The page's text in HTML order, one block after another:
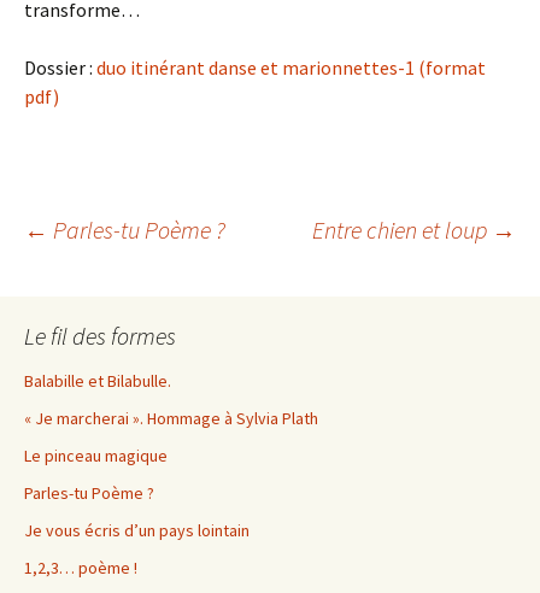
transforme…
Dossier : duo itinérant danse et marionnettes-1 (format
pdf)
Navigation
des
articles
← Parles-tu Poème ? Entre chien et loup →
Le fil des formes
Balabille et Bilabulle.
« Je marcherai ». Hommage à Sylvia Plath
Le pinceau magique
Parles-tu Poème ?
Je vous écris d’un pays lointain
1,2,3… poème !